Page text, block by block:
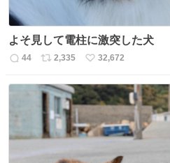
よそ見して電柱に激突した犬
返
数
44
リ
ス
ト
数
2,335
い
ね
数
32,672